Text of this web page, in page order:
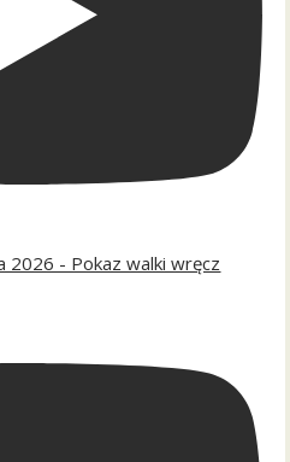
2026 - Pokaz walki wręcz